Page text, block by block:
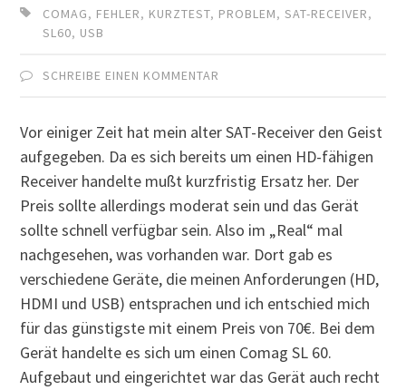
COMAG, FEHLER, KURZTEST, PROBLEM,SAT-RECEIVER,
SL60, USB
SCHREIBE EINEN KOMMENTAR
Vor einiger Zeit hat mein alter SAT-Receiver den Geist
aufgegeben. Da es sich bereits um einen HD-fähigen
Receiver handelte mußt kurzfristig Ersatz her. Der
Preis sollte allerdings moderat sein und das Gerät
sollte schnell verfügbar sein. Also im „Real“ mal
nachgesehen, was vorhanden war. Dort gab es
verschiedene Geräte, die meinen Anforderungen (HD,
HDMI und USB) entsprachen und ich entschied mich
für das günstigste mit einem Preis von 70€. Bei dem
Gerät handelte es sich um einen Comag SL 60.
Aufgebaut und eingerichtet war das Gerät auch recht